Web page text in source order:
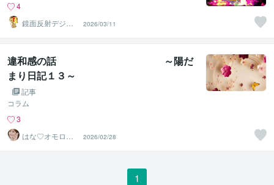
4
鏡面反射デジタ
ルアート製作所
（鈴木穣）
2026/03/11
違和感の話 ～陽だ
まり日記１３～
記事
コラム
3
はな♡オモロい
カウンセラー
2026/02/28
1